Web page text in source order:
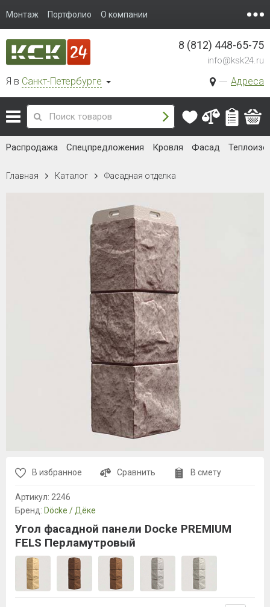
Монтаж Портфолио О компании
Я в Санкт-Петербурге Адреса
8 (812) 448-65-75
info@ksk24.ru
Распродажа Спецпредложения Кровля Фасад
Главная Каталог Фасадная отделка
В избранное Сравнить В смету
Артикул: 2246
Бренд: Döcke / Дёке
Угол фасадной панели Docke PREMIUM
FELS Перламутровый